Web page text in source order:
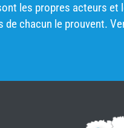
les propres acteurs
chacun le prouvent.